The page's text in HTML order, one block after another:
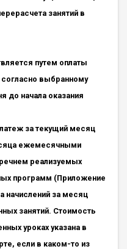
занятий в
путем оплаты
выбранному
до начала оказания
за текущий месяц
ежемесячными
реализуемых
программ (Приложение
за месяц
занятий. Стоимость
уроках указана в
если в каком-то из